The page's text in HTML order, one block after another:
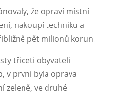
že opraví místní
nakoupí techniku a
pět milionů korun.
třiceti obyvateli
v první byla oprava
zeleně, ve druhé